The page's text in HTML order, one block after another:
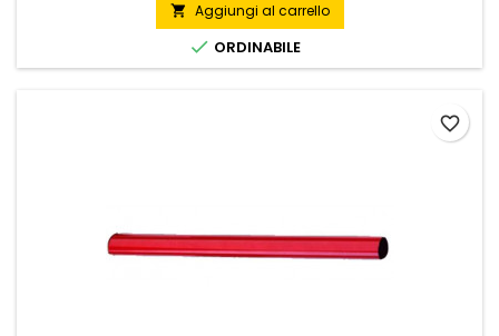
 Aggiungi al carrello
 ORDINABILE
favorite_border